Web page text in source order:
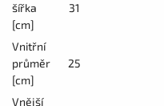
šířka
[cm]
31
Vnitřní
průměr
[cm]
25
Vnější